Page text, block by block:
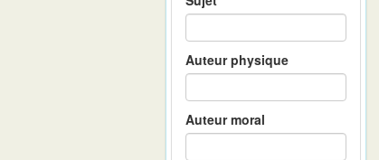
Auteur physique
Auteur moral